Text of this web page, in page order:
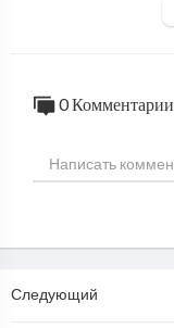
0 Комментарии
Следующий